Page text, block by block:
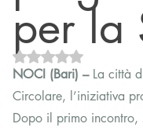
per la
Valutazione NaN
NOCI (Bari) – La città
Circolare, l’iniziativa
Dopo il primo incontro,